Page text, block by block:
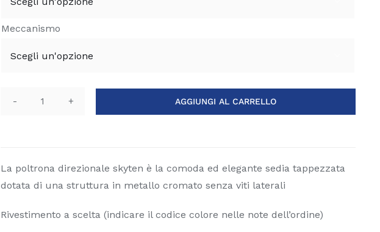
Meccanismo
AGGIUNGI AL CARRELLO
La poltrona direzionale skyten è la comoda ed elegante sedia tappezzata
dotata di una struttura in metallo cromato senza viti laterali
Rivestimento a scelta (indicare il codice colore nelle note dell’ordine)